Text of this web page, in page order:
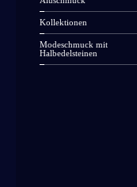
Kollektionen
Modeschmuck mit
Halbedelsteinen